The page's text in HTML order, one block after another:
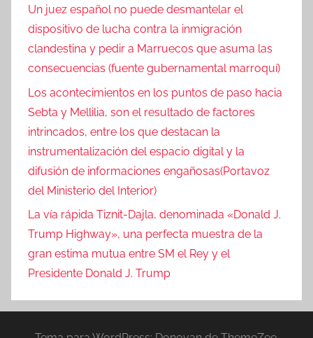
Un juez español no puede desmantelar el
dispositivo de lucha contra la inmigración
clandestina y pedir a Marruecos que asuma las
consecuencias (fuente gubernamental marroquí)
Los acontecimientos en los puntos de paso hacia
Sebta y Mellilia, son el resultado de factores
intrincados, entre los que destacan la
instrumentalización del espacio digital y la
difusión de informaciones engañosas(Portavoz
del Ministerio del Interior)
La vía rápida Tiznit-Dajla, denominada «Donald J.
Trump Highway», una perfecta muestra de la
gran estima mutua entre SM el Rey y el
Presidente Donald J. Trump